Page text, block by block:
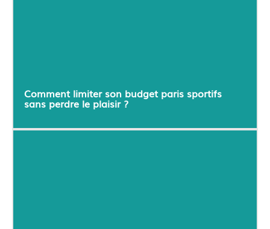
Comment limiter son budget paris sportifs
sans perdre le plaisir ?